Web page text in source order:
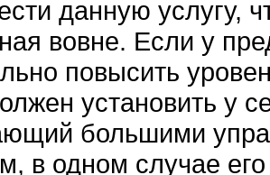
данную услугу,
вовне. Если у
повысить
установить у
большими
в одном случае